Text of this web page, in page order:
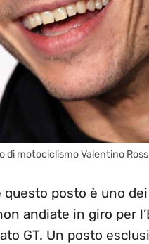
di motociclismo Valentino
posto è uno
andiate in giro per
GT. Un posto